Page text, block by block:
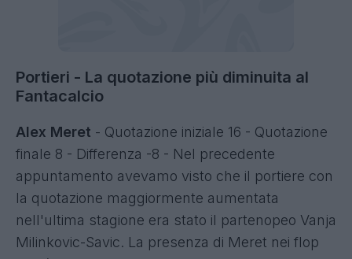
Portieri - La quotazione più diminuita al
Fantacalcio
Alex Meret - Quotazione iniziale 16 - Quotazione
finale 8 - Differenza -8 - Nel precedente
appuntamento avevamo visto che il portiere con
la quotazione maggiormente aumentata
nell'ultima stagione era stato il partenopeo Vanja
Milinkovic-Savic. La presenza di Meret nei flop